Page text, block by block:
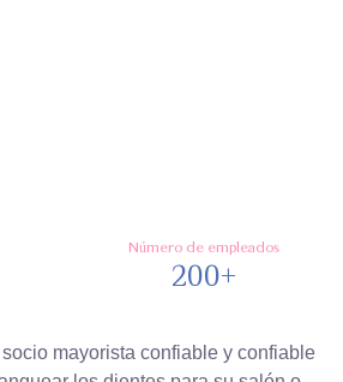
Número de empleados
200+
mayorista confiable y confiable